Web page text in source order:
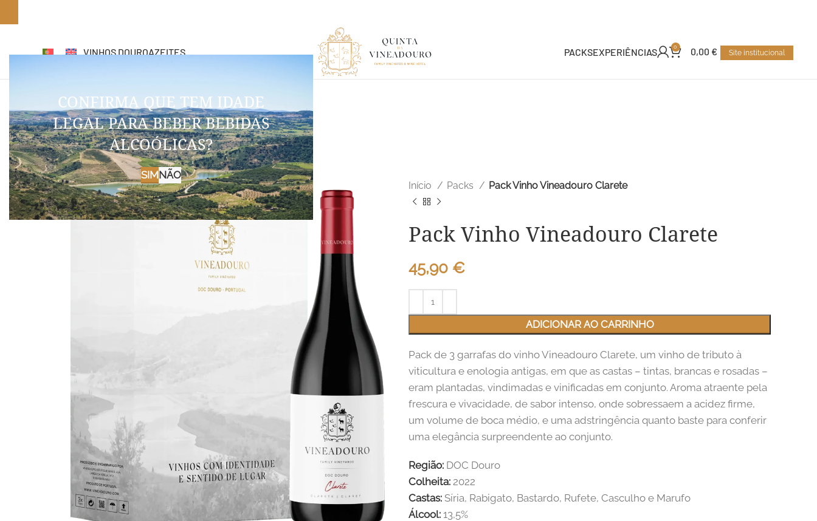
CONFIRMA QUE TEM IDADE
LEGAL PARA BEBER BEBIDAS
ALCOÓLICAS?
SIMNÃO
VINHOS DOUROAZEITES PACKSEXPERIÊNCIAS 0 0,00 € Site institucional
Início Packs Pack Vinho Vineadouro Clarete
Pack Vinho Vineadouro Clarete
45,90 €
Pack de 3 garrafas do vinho Vineadouro Clarete, um vinho de tributo à
viticultura e enologia antigas, em que as castas – tintas, brancas e rosadas –
eram plantadas, vindimadas e vinificadas em conjunto. Aroma atraente pela
frescura e vivacidade, de sabor intenso, onde sobressaem a acidez firme,
um volume de boca médio, e uma adstringência quanto baste para conferir
uma elegância surpreendente ao conjunto.
Região: DOC Douro
Colheita: 2022
Castas: Síria, Rabigato, Bastardo, Rufete, Casculho e Marufo
Álcool: 13,5%
ADICIONAR AO CARRINHO